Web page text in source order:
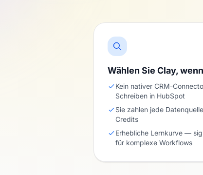
Wählen Sie Clay,
Kein nativer CRM-
Schreiben in HubSpot
Sie zahlen jede
Credits
Erhebliche Lernkurve —
für komplexe Workflows